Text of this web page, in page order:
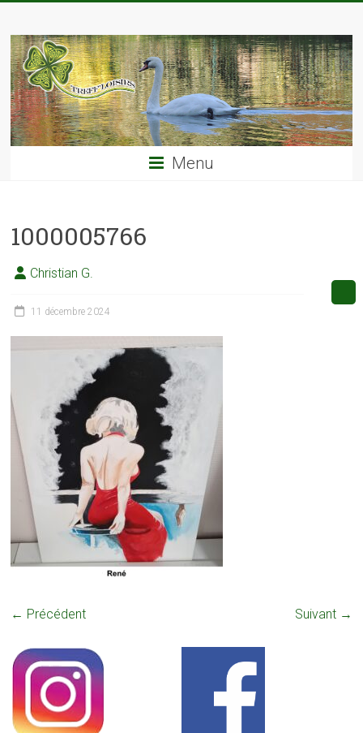
content
TREFF'LOISIRS
Menu
1000005766
Christian G.
11 décembre 2024
← Précédent Suivant →